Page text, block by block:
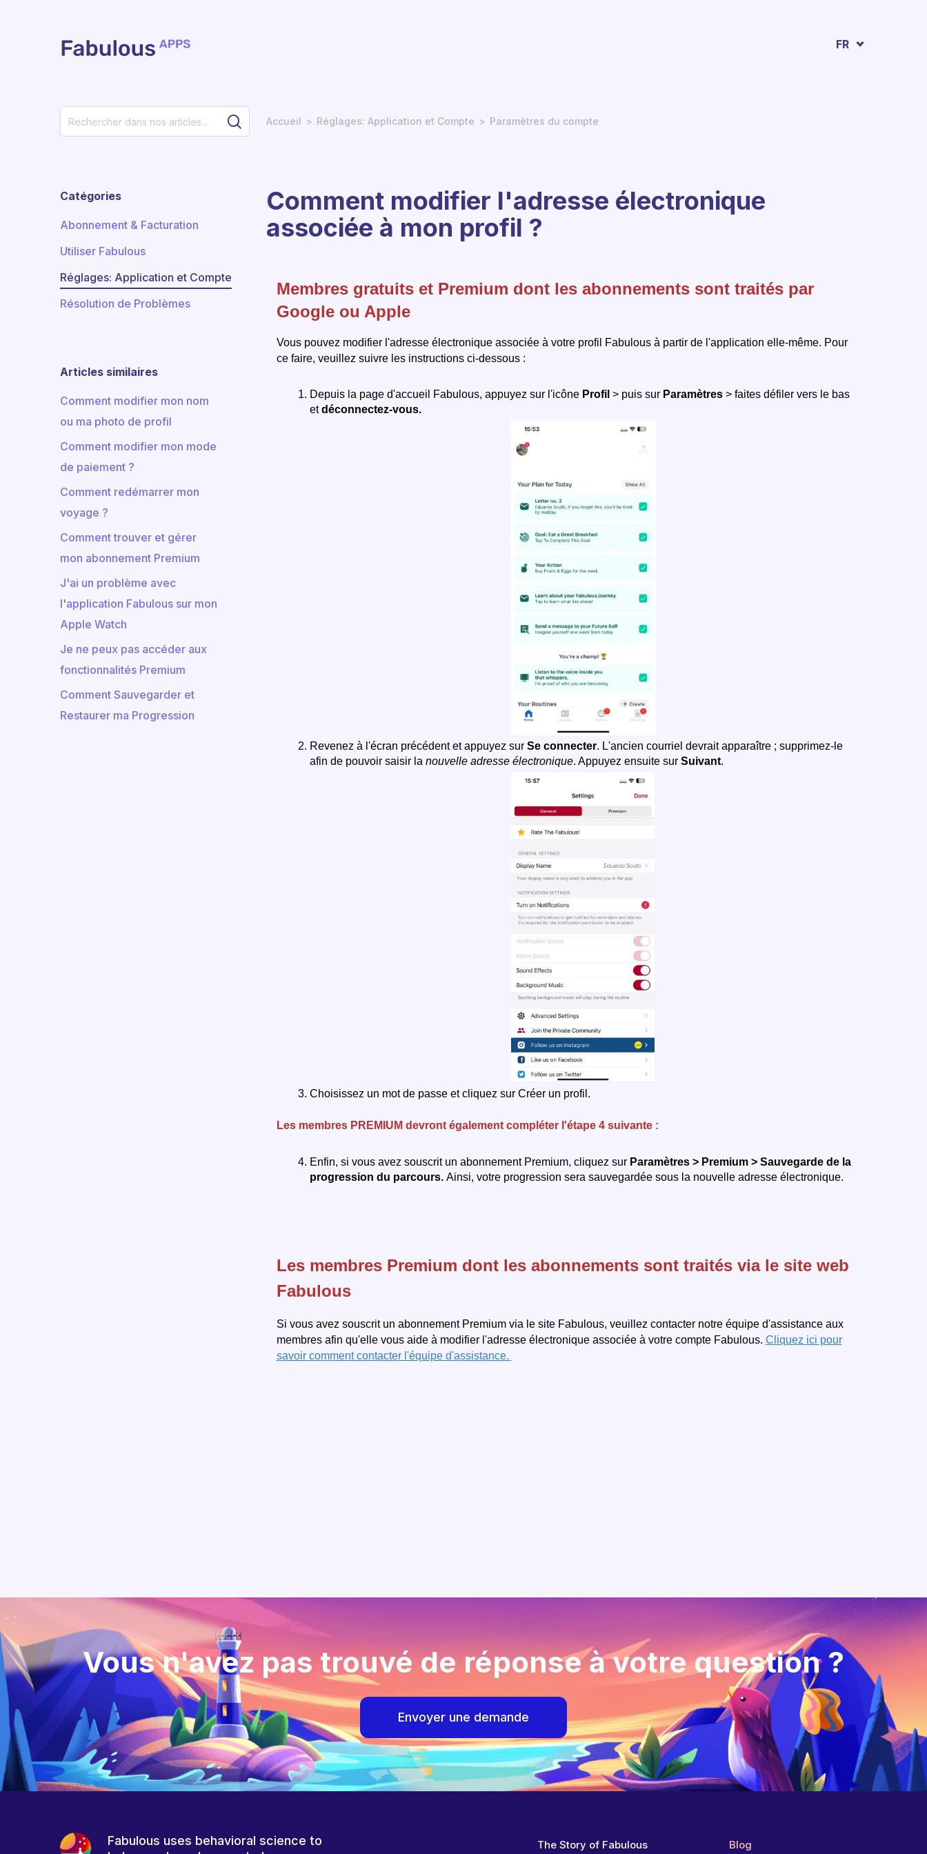
FR
Accueil Réglages: Application et Compte Paramètres du compte
Catégories
Abonnement & Facturation
Utiliser Fabulous
Réglages: Application et Compte
Résolution de Problèmes
Articles similaires
Comment modifier mon nom
ou ma photo de profil
Comment modifier mon mode
de paiement ?
Comment redémarrer mon
voyage ?
Comment trouver et gérer
mon abonnement Premium
J'ai un problème avec
l'application Fabulous sur mon
Apple Watch
Je ne peux pas accéder aux
fonctionnalités Premium
Comment Sauvegarder et
Restaurer ma Progression
Comment modifier l'adresse électronique
associée à mon profil ?
Membres gratuits et Premium dont les abonnements sont traités par
Google ou Apple
Vous pouvez modifier l'adresse électronique associée à votre profil Fabulous à partir de l'application elle-même. Pour
ce faire, veuillez suivre les instructions ci-dessous :
Depuis la page d'accueil Fabulous, appuyez sur l'icône Profil > puis sur Paramètres> faites défiler vers le bas
etdéconnectez-vous.
Revenez à l'écran précédent et appuyez sur Se connecter. L'ancien courriel devrait apparaître ; supprimez-le
afin de pouvoir saisir la nouvelle adresse électronique. Appuyez ensuite sur Suivant.
Choisissez un mot de passe et cliquez sur Créer un profil.
Les membres PREMIUM devront également compléter l'étape 4 suivante :
Enfin, si vous avez souscrit un abonnement Premium, cliquez sur Paramètres > Premium > Sauvegarde de la
progression du parcours. Ainsi, votre progression sera sauvegardée sous la nouvelle adresse électronique.
Les membres Premium dont les abonnements sont traités via le site web
Fabulous
Si vous avez souscrit un abonnement Premium via le site Fabulous, veuillez contacter notre équipe d'assistance aux
membres afin qu'elle vous aide à modifier l'adresse électronique associée à votre compte Fabulous. Cliquez ici pour
savoir comment contacter l'équipe d'assistance.
Vous n'avez pas trouvé de réponse à votre question ?
Envoyer une demande
Fabulous uses behavioral science to
The Story of Fabulous Blog